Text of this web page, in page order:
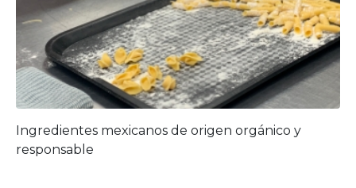
Ingredientes mexicanos de origen orgánico y
responsable